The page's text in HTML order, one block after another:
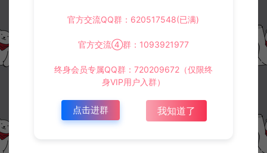
资源下载
10 星钻，请先
官方交流QQ群：620517548(已满)
官方交流④群：1093921977
终身会员专属QQ群：720209672（仅限终
身VIP用户入群）
点击进群 我知道了